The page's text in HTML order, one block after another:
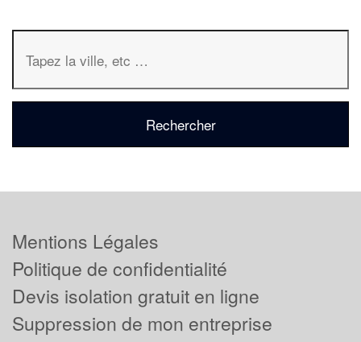
Mentions Légales
Politique de confidentialité
Devis isolation gratuit en ligne
Suppression de mon entreprise